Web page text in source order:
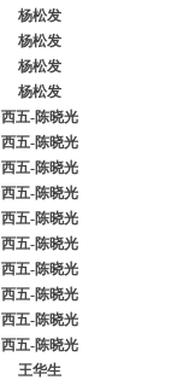
杨松发
杨松发
杨松发
杨松发
西五-陈晓光
西五-陈晓光
西五-陈晓光
西五-陈晓光
西五-陈晓光
西五-陈晓光
西五-陈晓光
西五-陈晓光
西五-陈晓光
西五-陈晓光
王华生